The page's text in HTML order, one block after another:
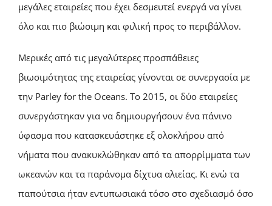
μεγάλες εταιρείες που έχει δεσμευτεί ενεργά να γίνει
όλο και πιο βιώσιμη και φιλική προς το περιβάλλον.
Μερικές από τις μεγαλύτερες προσπάθειες
βιωσιμότητας της εταιρείας γίνονται σε συνεργασία με
την Parley for the Oceans. Το 2015, οι δύο εταιρείες
συνεργάστηκαν για να δημιουργήσουν ένα πάνινο
ύφασμα που κατασκευάστηκε εξ ολοκλήρου από
νήματα που ανακυκλώθηκαν από τα απορρίμματα των
ωκεανών και τα παράνομα δίχτυα αλιείας. Κι ενώ τα
παπούτσια ήταν εντυπωσιακά τόσο στο σχεδιασμό όσο